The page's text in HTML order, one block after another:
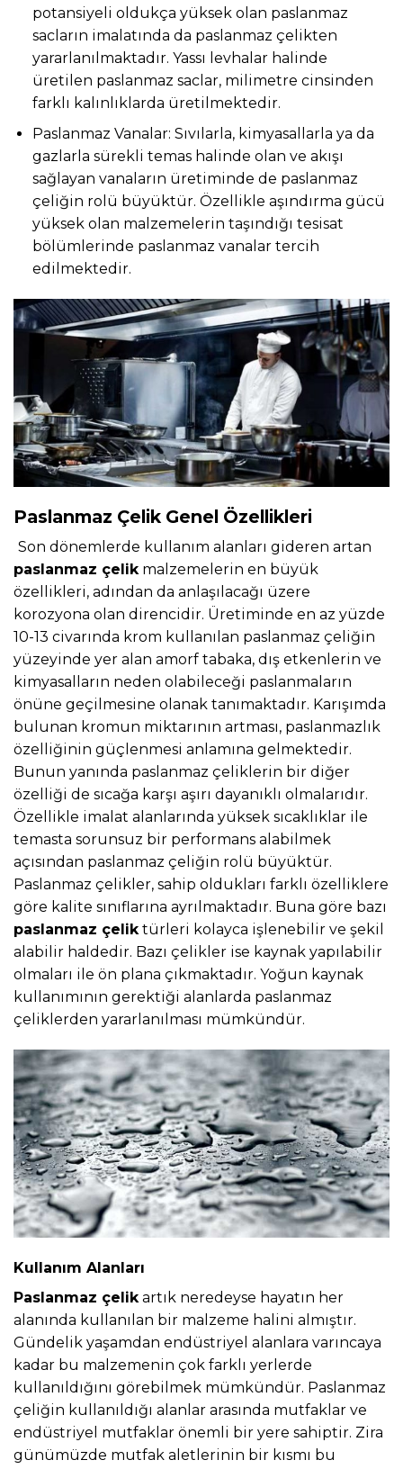
potansiyeli oldukça yüksek olan paslanmaz
sacların imalatında da paslanmaz çelikten
yararlanılmaktadır. Yassı levhalar halinde
üretilen paslanmaz saclar, milimetre cinsinden
farklı kalınlıklarda üretilmektedir.
Paslanmaz Vanalar: Sıvılarla, kimyasallarla ya da
gazlarla sürekli temas halinde olan ve akışı
sağlayan vanaların üretiminde de paslanmaz
çeliğin rolü büyüktür. Özellikle aşındırma gücü
yüksek olan malzemelerin taşındığı tesisat
bölümlerinde paslanmaz vanalar tercih
edilmektedir.
Paslanmaz Çelik Genel Özellikleri
Son dönemlerde kullanım alanları gideren artan
paslanmaz çelikmalzemelerin en büyük
özellikleri, adından da anlaşılacağı üzere
korozyona olan direncidir. Üretiminde en az yüzde
10-13 civarında krom kullanılan paslanmaz çeliğin
yüzeyinde yer alan amorf tabaka, dış etkenlerin ve
kimyasalların neden olabileceği paslanmaların
önüne geçilmesine olanak tanımaktadır. Karışımda
bulunan kromun miktarının artması, paslanmazlık
özelliğinin güçlenmesi anlamına gelmektedir.
Bunun yanında paslanmaz çeliklerin bir diğer
özelliği de sıcağa karşı aşırı dayanıklı olmalarıdır.
Özellikle imalat alanlarında yüksek sıcaklıklar ile
temasta sorunsuz bir performans alabilmek
açısından paslanmaz çeliğin rolü büyüktür.
Paslanmaz çelikler, sahip oldukları farklı özelliklere
göre kalite sınıflarına ayrılmaktadır. Buna göre bazı
paslanmaz çeliktürleri kolayca işlenebilir ve şekil
alabilir haldedir. Bazı çelikler ise kaynak yapılabilir
olmaları ile ön plana çıkmaktadır. Yoğun kaynak
kullanımının gerektiği alanlarda paslanmaz
çeliklerden yararlanılması mümkündür.
Kullanım Alanları
Paslanmaz çelikartık neredeyse hayatın her
alanında kullanılan bir malzeme halini almıştır.
Gündelik yaşamdan endüstriyel alanlara varıncaya
kadar bu malzemenin çok farklı yerlerde
kullanıldığını görebilmek mümkündür. Paslanmaz
çeliğin kullanıldığı alanlar arasında mutfaklar ve
endüstriyel mutfaklar önemli bir yere sahiptir. Zira
günümüzde mutfak aletlerinin bir kısmı bu